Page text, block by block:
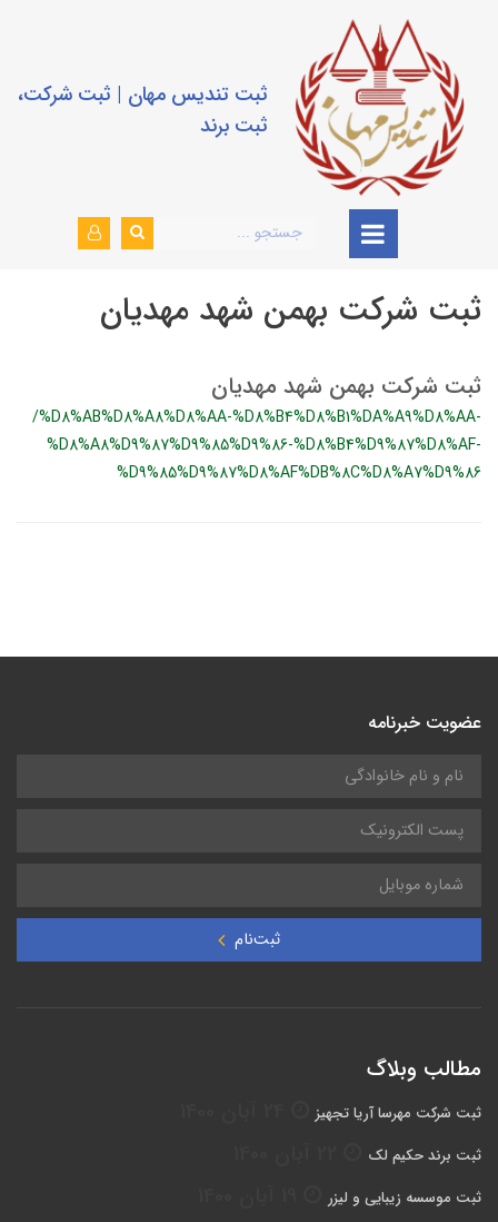
ثبت تندیس مهان | ثبت شرکت،
ثبت برند
ثبت شرکت بهمن شهد مهدیان
ثبت شرکت بهمن شهد مهدیان
/%D8%AB%D8%A8%D8%AA-%D8%B4%D8%B1%DA%A9%D8%AA-
%D8%A8%D9%87%D9%85%D9%86-%D8%B4%D9%87%D8%AF-
%D9%85%D9%87%D8%AF%DB%8C%D8%A7%D9%86
عضویت خبرنامه
ثبت‌نام
مطالب وبلاگ
ثبت شرکت مهرسا آریا تجهیز
ثبت برند حکیم لک
ثبت موسسه زیبایی و لیزر